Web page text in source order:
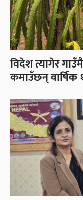
विदेश त्यागेर
कमाउँछन्